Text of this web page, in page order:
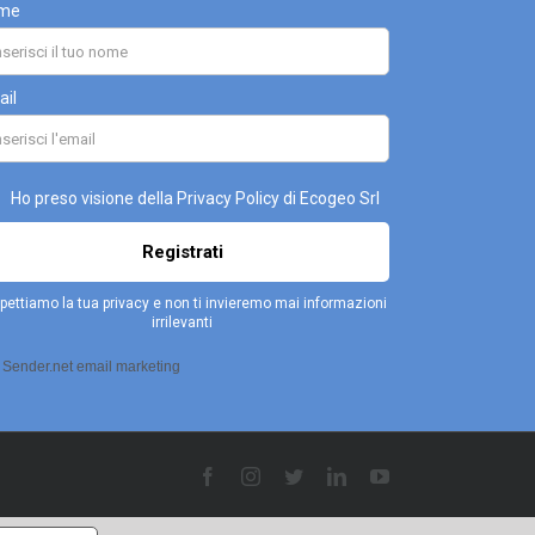
FacebookInstagramTwitterLinkedInYouTube